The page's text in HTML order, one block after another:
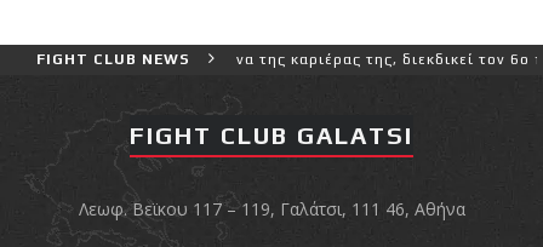
FIGHT CLUB NEWS
και πιο δύσκολο αγώνα της καριέρας της, διεκδικεί τον 6ο
FIGHT CLUB GALATSI
Λεωφ. Βεϊκου 117 – 119, Γαλάτσι, 111 46, Αθήνα